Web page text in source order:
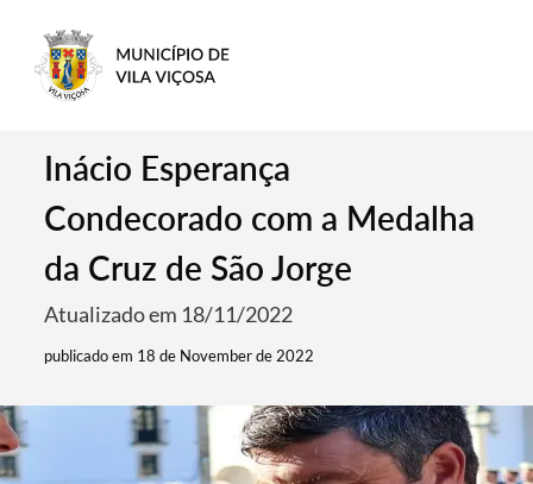
Inácio Esperança
Condecorado com a Medalha
da Cruz de São Jorge
Atualizado em 18/11/2022
publicado em 18 de November de 2022